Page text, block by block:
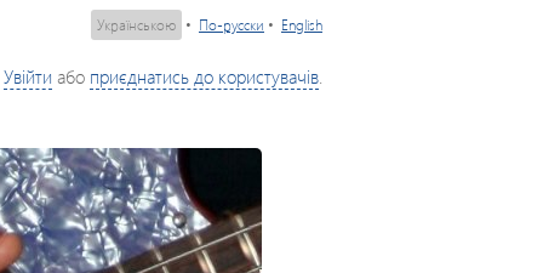
Українською • По-русски • English
Увійти або приєднатись до користувачів.